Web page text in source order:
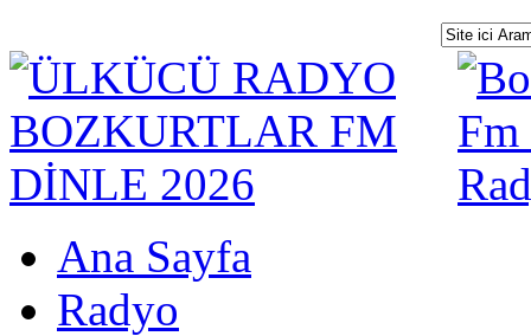
Ana Sayfa
Radyo